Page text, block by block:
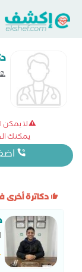
لا
يمكنك
دكاترة